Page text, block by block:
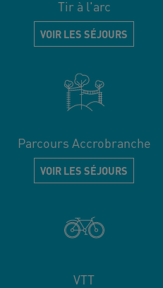
Tir à l'arc
VOIR LES SÉJOURS
Parcours Accrobranche
VOIR LES SÉJOURS
VTT